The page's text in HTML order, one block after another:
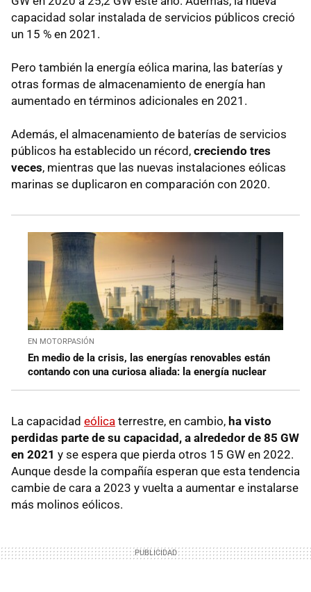
capacidad solar instalada de servicios públicos creció
un 15 % en 2021.
Pero también la energía eólica marina, las baterías y
otras formas de almacenamiento de energía han
aumentado en términos adicionales en 2021.
Además, el almacenamiento de baterías de servicios
públicos ha establecido un récord, creciendo tres
veces, mientras que las nuevas instalaciones eólicas
marinas se duplicaron en comparación con 2020.
EN MOTORPASIÓN
En medio de la crisis, las energías renovables están
contando con una curiosa aliada: la energía nuclear
La capacidad eólica terrestre, en cambio, ha visto
perdidas parte de su capacidad, a alrededor de 85 GW
en 2021 y se espera que pierda otros 15 GW en 2022.
Aunque desde la compañía esperan que esta tendencia
cambie de cara a 2023 y vuelta a aumentar e instalarse
más molinos eólicos.